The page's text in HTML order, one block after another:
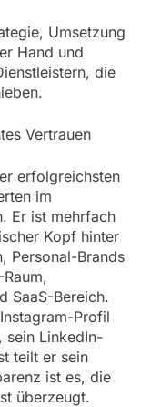
Umsetzung
Hand und
die
Vertrauen
erfolgreichsten
im
Er ist mehrfach
Kopf hinter
Personal-Brands
SaaS-Bereich.
Profil
sein LinkedIn-
teilt er sein
ist es, die
überzeugt.